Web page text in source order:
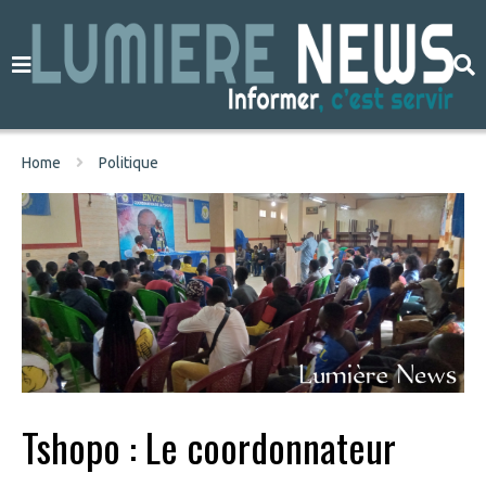
Home Politique
Tshopo : Le coordonnateur